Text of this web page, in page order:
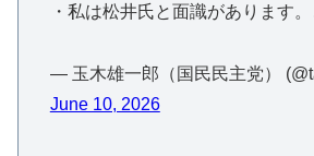
・私は松井氏と面識があります
— 玉木雄一郎（国民民主党）
June 10, 2026